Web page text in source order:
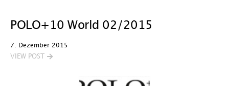
POLO+10 World 02/2015
7. Dezember 2015
VIEW POST